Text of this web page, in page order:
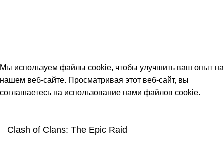
Мы используем файлы cookie, чтобы улучшить ваш опыт на
нашем веб-сайте. Просматривая этот веб-сайт, вы
соглашаетесь на использование нами файлов cookie.
Clash of Clans: The Epic Raid